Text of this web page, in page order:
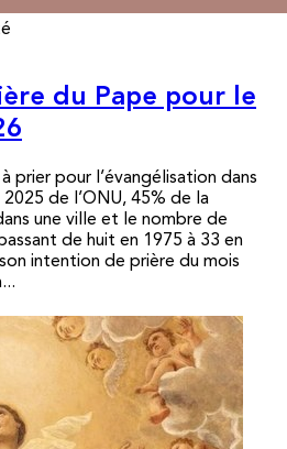
du Pape pour le
prier pour l’évangélisation dans
de l’ONU, 45% de la
une ville et le nombre de
de huit en 1975 à 33 en
intention de prière du mois